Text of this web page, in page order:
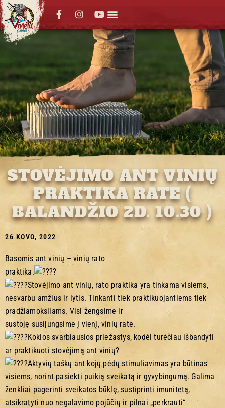
STOVĖJIMO ANT VINIŲ
PRAKTIKA RATE (
BALANDŽIO 2D. 10.30 )
26 KOVO, 2022
Basomis ant vinių – vinių rato
praktika.
Stovėjimo ant vinių, rato praktika yra tinkama visiems,
nesvarbu amžius ir lytis. Tinkanti tiek praktikuojantiems tiek
pradžiamoksliams. Visi žengsime ir
sustoję susijungsime į vienį, vinių rate.
Kokios svarbiausios priežastys, kodėl turėčiau išbandyti
ar praktikuoti stovėjimą ant vinių?
Aktyvių taškų ant kojų pėdų stimuliavimas yra būtinas
visiems, norint pasiekti puikią sveikatą ir gyvybingumą. Galima
ženkliai pagerinti sveikatos būklę, sustiprinti imunitetą,
atsikratyti nuo negalavimo pojūčių ir pilnai „perkrauti“